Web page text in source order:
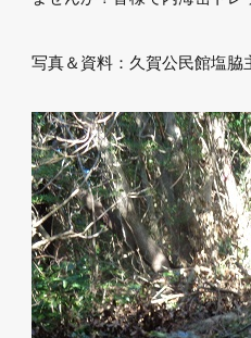
写真＆資料：久賀公民館塩